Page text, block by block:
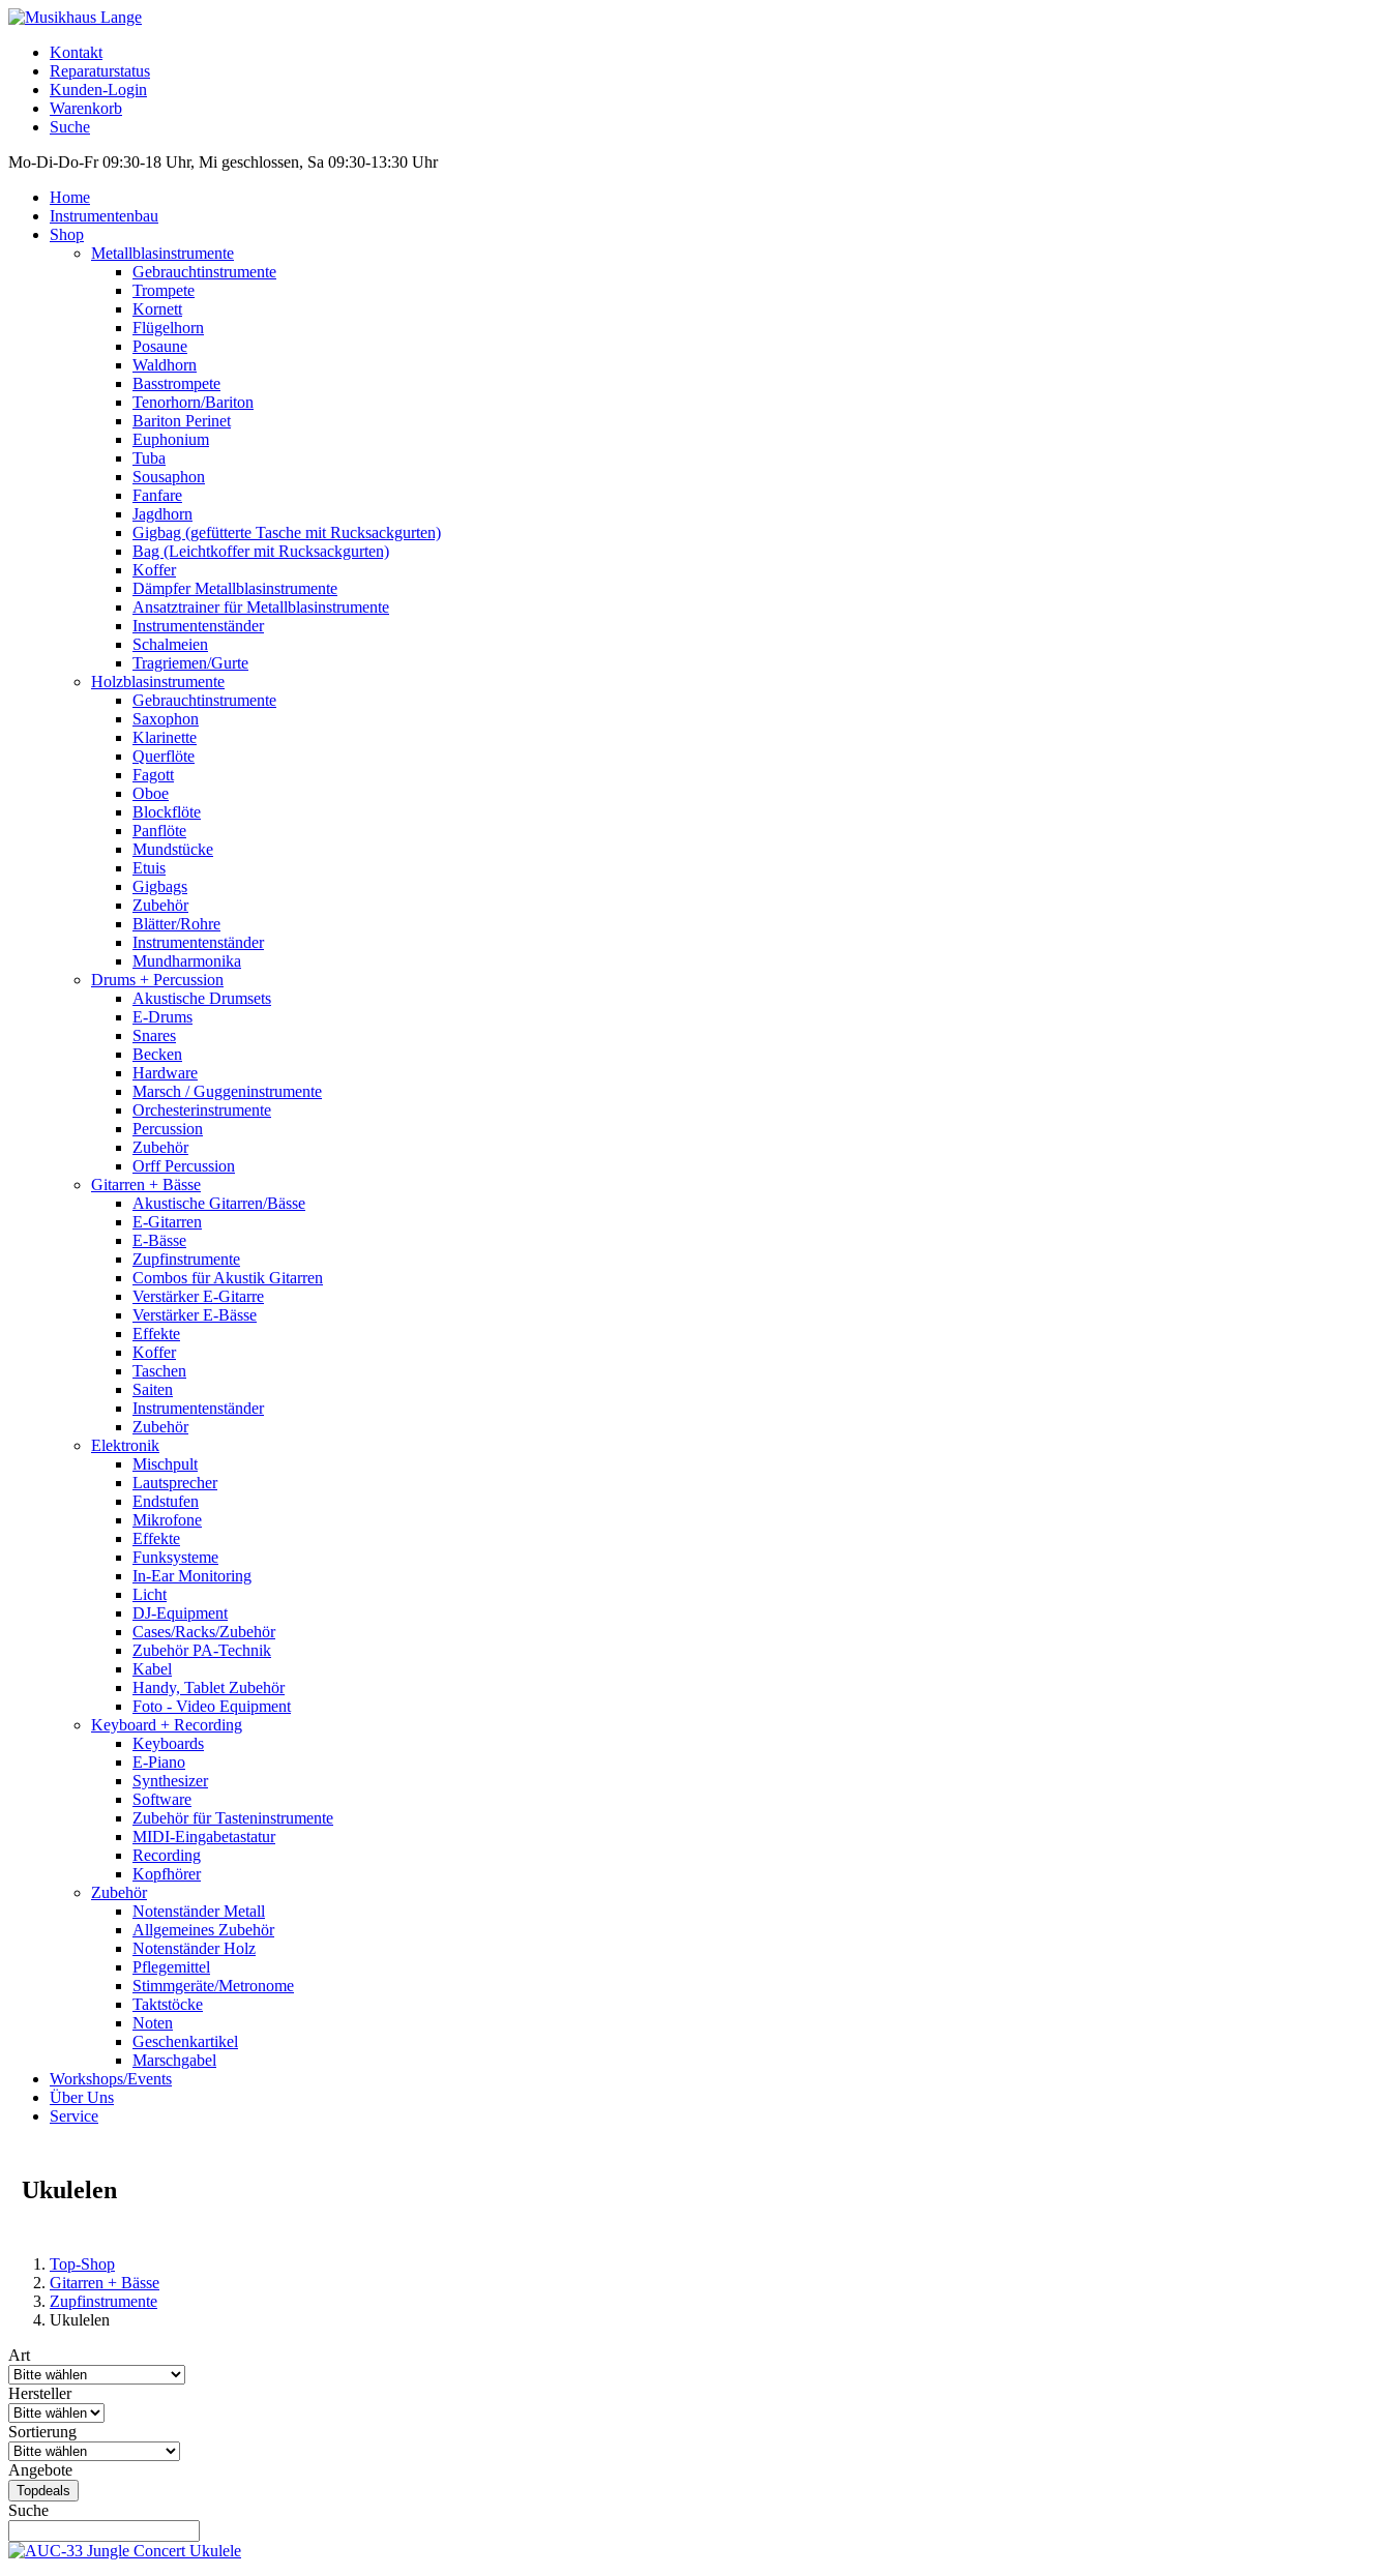
Kontakt
Reparaturstatus
Kunden-Login
Warenkorb
Suche
Mo-Di-Do-Fr 09:30-18 Uhr, Mi geschlossen, Sa 09:30-13:30 Uhr
Home
Instrumentenbau
Shop
Metallblasinstrumente
Gebrauchtinstrumente
Trompete
Kornett
Flügelhorn
Posaune
Waldhorn
Basstrompete
Tenorhorn/Bariton
Bariton Perinet
Euphonium
Tuba
Sousaphon
Fanfare
Jagdhorn
Gigbag (gefütterte Tasche mit Rucksackgurten)
Bag (Leichtkoffer mit Rucksackgurten)
Koffer
Dämpfer Metallblasinstrumente
Ansatztrainer für Metallblasinstrumente
Instrumentenständer
Schalmeien
Tragriemen/Gurte
Holzblasinstrumente
Gebrauchtinstrumente
Saxophon
Klarinette
Querflöte
Fagott
Oboe
Blockflöte
Panflöte
Mundstücke
Etuis
Gigbags
Zubehör
Blätter/Rohre
Instrumentenständer
Mundharmonika
Drums + Percussion
Akustische Drumsets
E-Drums
Snares
Becken
Hardware
Marsch / Guggeninstrumente
Orchesterinstrumente
Percussion
Zubehör
Orff Percussion
Gitarren + Bässe
Akustische Gitarren/Bässe
E-Gitarren
E-Bässe
Zupfinstrumente
Combos für Akustik Gitarren
Verstärker E-Gitarre
Verstärker E-Bässe
Effekte
Koffer
Taschen
Saiten
Instrumentenständer
Zubehör
Elektronik
Mischpult
Lautsprecher
Endstufen
Mikrofone
Effekte
Funksysteme
In-Ear Monitoring
Licht
DJ-Equipment
Cases/Racks/Zubehör
Zubehör PA-Technik
Kabel
Handy, Tablet Zubehör
Foto - Video Equipment
Keyboard + Recording
Keyboards
E-Piano
Synthesizer
Software
Zubehör für Tasteninstrumente
MIDI-Eingabetastatur
Recording
Kopfhörer
Zubehör
Notenständer Metall
Allgemeines Zubehör
Notenständer Holz
Pflegemittel
Stimmgeräte/Metronome
Taktstöcke
Noten
Geschenkartikel
Marschgabel
Workshops/Events
Über Uns
Service
Ukulelen
Top-Shop
Gitarren + Bässe
Zupfinstrumente
Ukulelen
Art
Hersteller
Sortierung
Angebote
Topdeals
Suche